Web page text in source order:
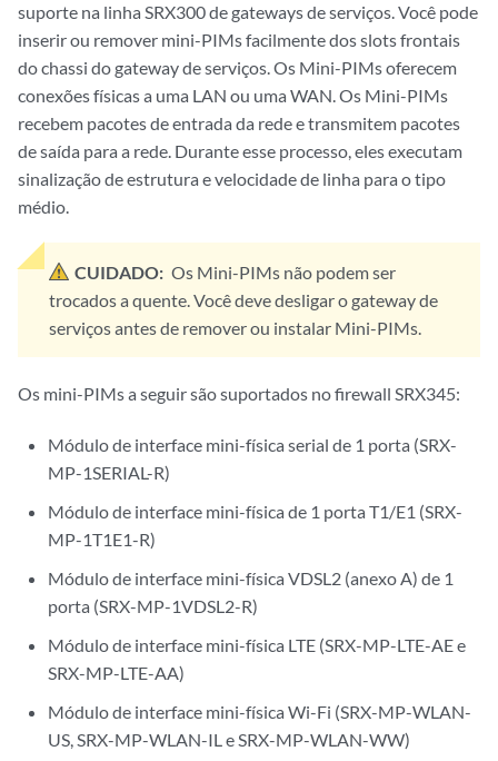
suporte na linha SRX300 de gateways de serviços. Você pode
inserir ou remover mini-PIMs facilmente dos slots frontais
do chassi do gateway de serviços. Os Mini-PIMs oferecem
conexões físicas a uma LAN ou uma WAN. Os Mini-PIMs
recebem pacotes de entrada da rede e transmitem pacotes
de saída para a rede. Durante esse processo, eles executam
sinalização de estrutura e velocidade de linha para o tipo
médio.
CUIDADO: Os Mini-PIMs não podem ser
trocados a quente. Você deve desligar o gateway de
serviços antes de remover ou instalar Mini-PIMs.
Os mini-PIMs a seguir são suportados no firewall SRX345:
Módulo de interface mini-física serial de 1 porta (SRX-
MP-1SERIAL-R)
Módulo de interface mini-física de 1 porta T1/E1 (SRX-
MP-1T1E1-R)
Módulo de interface mini-física VDSL2 (anexo A) de 1
porta (SRX-MP-1VDSL2-R)
Módulo de interface mini-física LTE (SRX-MP-LTE-AE e
SRX-MP-LTE-AA)
Módulo de interface mini-física Wi-Fi (SRX-MP-WLAN-
US, SRX-MP-WLAN-IL e SRX-MP-WLAN-WW)